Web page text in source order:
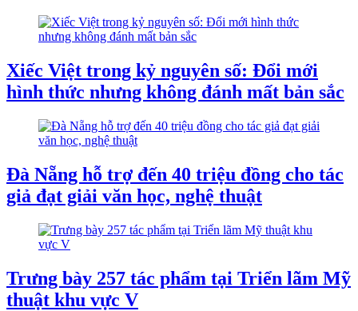
Xiếc Việt trong kỷ nguyên số: Đổi mới
hình thức nhưng không đánh mất bản sắc
Đà Nẵng hỗ trợ đến 40 triệu đồng cho tác
giả đạt giải văn học, nghệ thuật
Trưng bày 257 tác phẩm tại Triển lãm Mỹ
thuật khu vực V